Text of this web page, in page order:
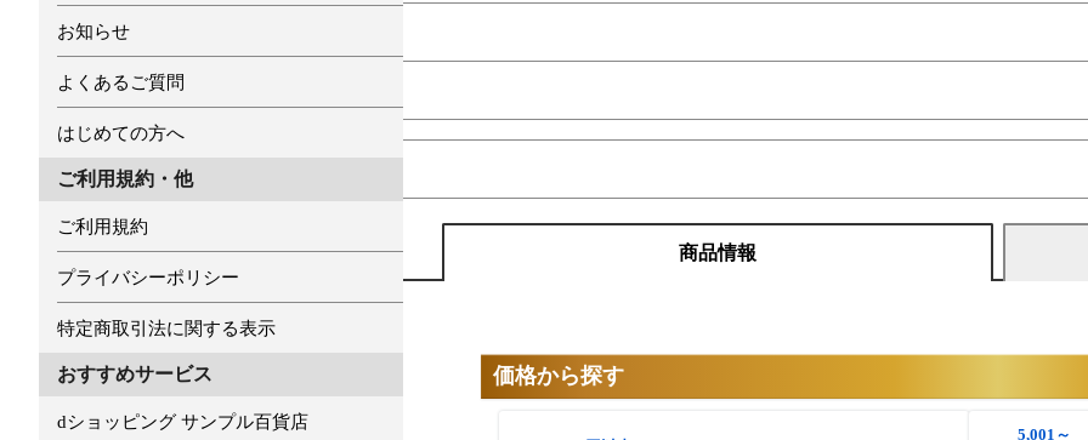
お知らせ
よくあるご質問
はじめての方へ
ご利用規約・他
ご利用規約
プライバシーポリシー
特定商取引法に関する表示
おすすめサービス
dショッピング サンプル百貨店
商品情報
価格から探す
5,001～